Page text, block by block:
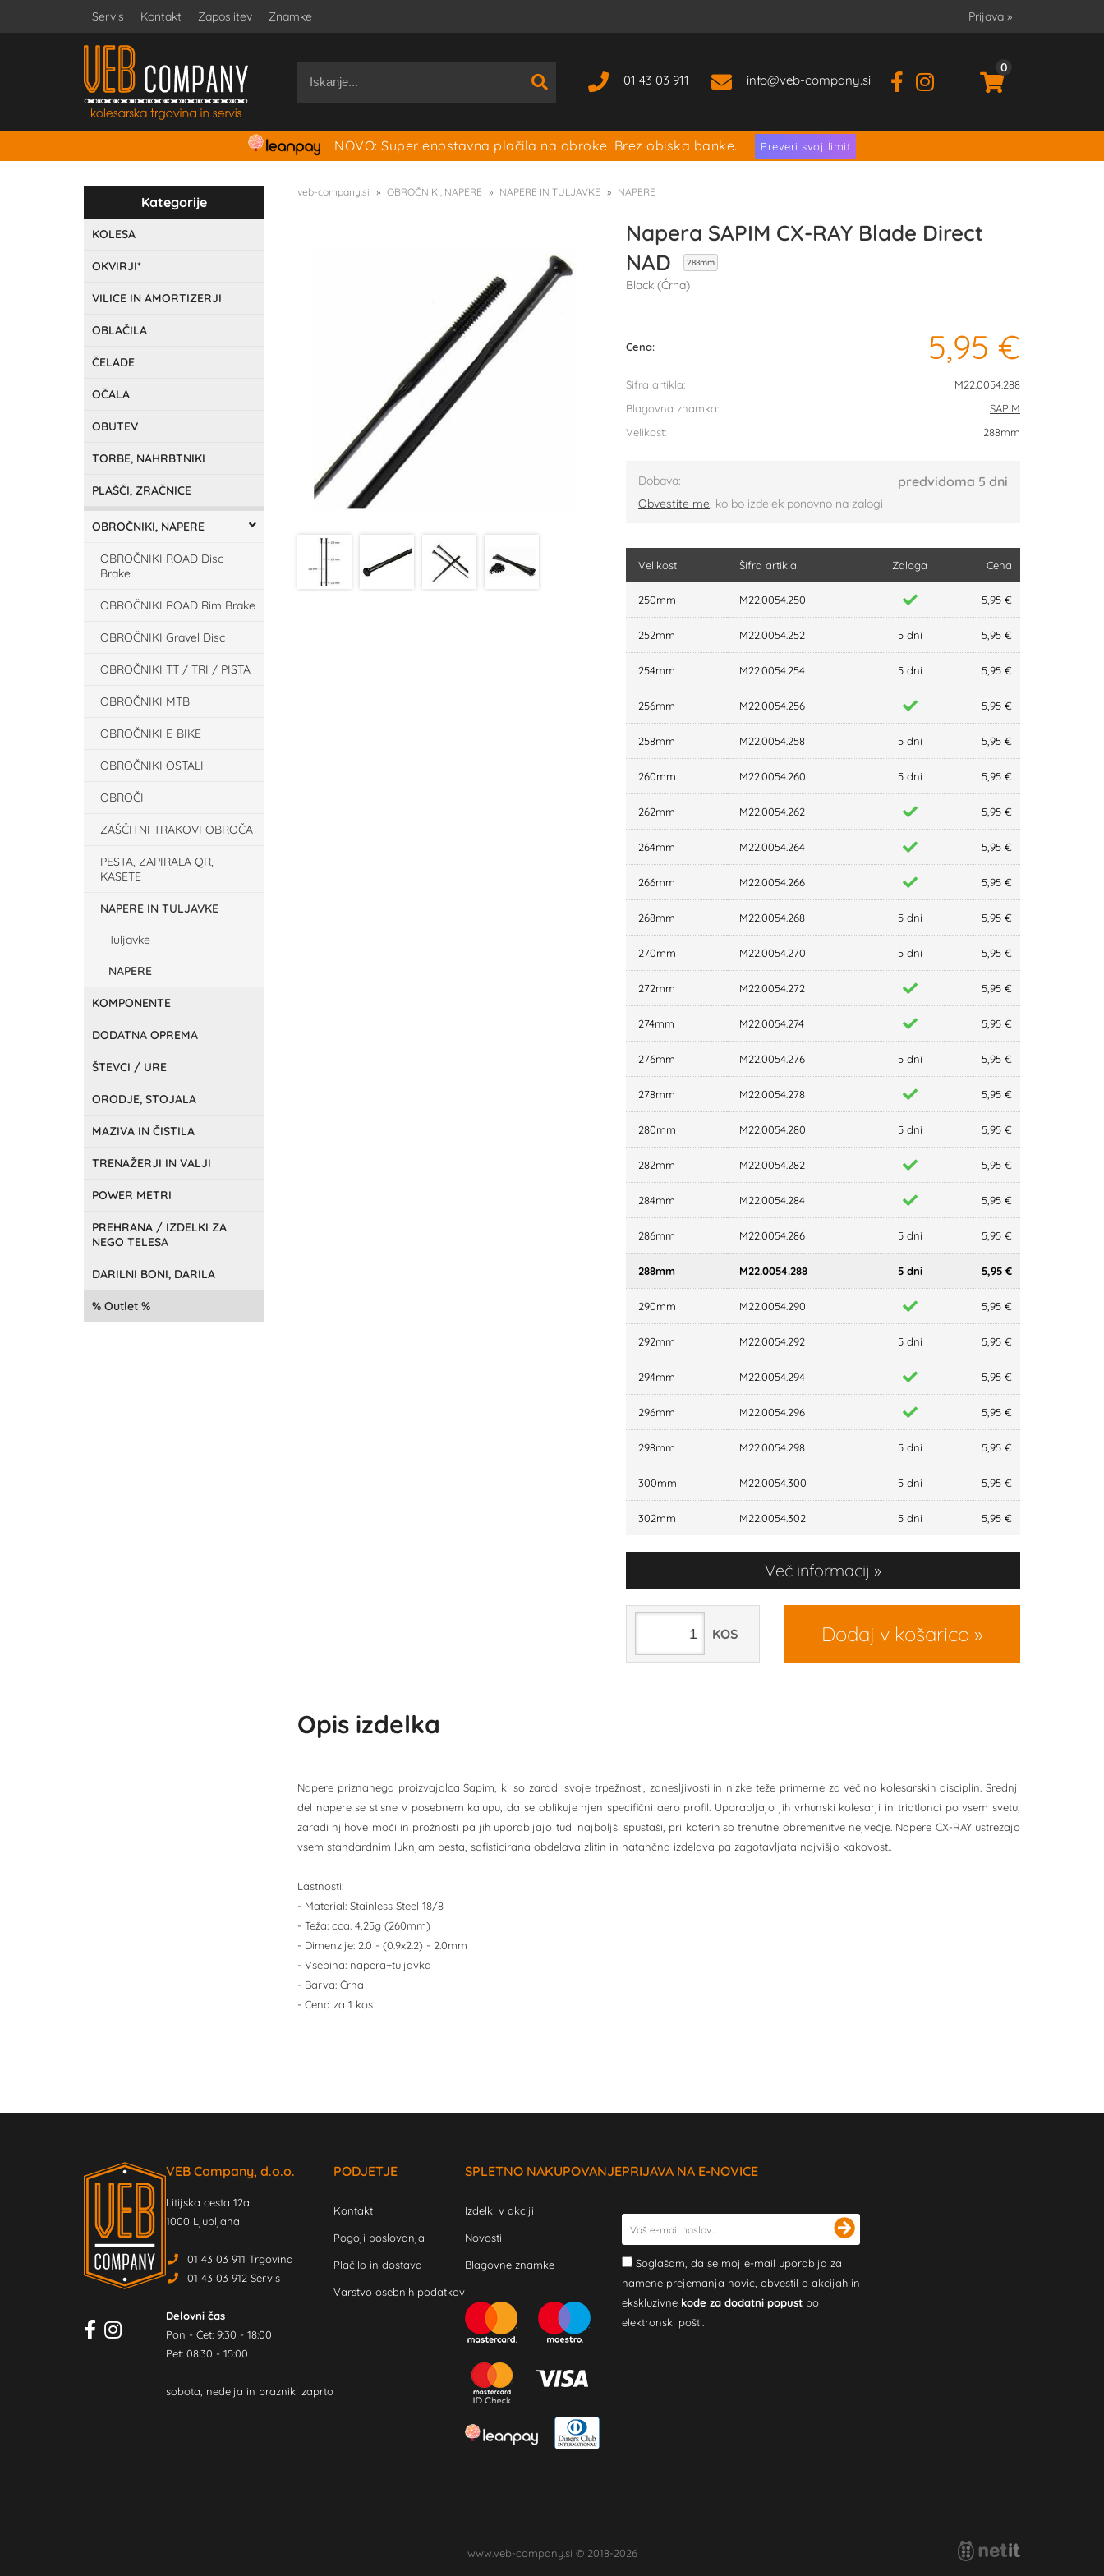
Servis Kontakt Zaposlitev Znamke Prijava »
01 43 03 911 info veb-company.si
0
NOVO: Super enostavna plačila na obroke. Brez obiska banke. Preveri svoj limit
Kategorije
KOLESA
OKVIRJI*
VILICE IN AMORTIZERJI
OBLAČILA
ČELADE
OČALA
OBUTEV
TORBE, NAHRBTNIKI
PLAŠČI, ZRAČNICE
OBROČNIKI, NAPERE
OBROČNIKI ROAD Disc
Brake
OBROČNIKI ROAD Rim Brake
OBROČNIKI Gravel Disc
OBROČNIKI TT / TRI / PISTA
OBROČNIKI MTB
OBROČNIKI E-BIKE
OBROČNIKI OSTALI
OBROČI
ZAŠČITNI TRAKOVI OBROČA
PESTA, ZAPIRALA QR,
KASETE
NAPERE IN TULJAVKE
Tuljavke
NAPERE
KOMPONENTE
DODATNA OPREMA
ŠTEVCI / URE
ORODJE, STOJALA
MAZIVA IN ČISTILA
TRENAŽERJI IN VALJI
POWER METRI
PREHRANA / IZDELKI ZA
NEGO TELESA
DARILNI BONI, DARILA
Outlet
veb-company.si OBROČNIKI, NAPERE NAPERE IN TULJAVKE NAPERE
Napera SAPIM CX-RAY Blade Direct
NAD
288mm
Black (Črna)
Cena: 5,95 €
Šifra artikla:
M22.0054.288
Blagovna znamka:
SAPIM
Velikost:
288mm
Dobava: predvidoma 5 dni
Obvestite me, ko bo izdelek ponovno na zalogi
Velikost Šifra artikla Zaloga Cena
250mm M22.0054.250 5,95 €
252mm M22.0054.252 5 dni 5,95 €
254mm M22.0054.254 5 dni 5,95 €
256mm M22.0054.256 5,95 €
258mm M22.0054.258 5 dni 5,95 €
260mm M22.0054.260 5 dni 5,95 €
262mm M22.0054.262 5,95 €
264mm M22.0054.264 5,95 €
266mm M22.0054.266 5,95 €
268mm M22.0054.268 5 dni 5,95 €
270mm M22.0054.270 5 dni 5,95 €
272mm M22.0054.272 5,95 €
274mm M22.0054.274 5,95 €
276mm M22.0054.276 5 dni 5,95 €
278mm M22.0054.278 5,95 €
280mm M22.0054.280 5 dni 5,95 €
282mm M22.0054.282 5,95 €
284mm M22.0054.284 5,95 €
286mm M22.0054.286 5 dni 5,95 €
288mm M22.0054.288 5 dni 5,95 €
290mm M22.0054.290 5,95 €
292mm M22.0054.292 5 dni 5,95 €
294mm M22.0054.294 5,95 €
296mm M22.0054.296 5,95 €
298mm M22.0054.298 5 dni 5,95 €
300mm M22.0054.300 5 dni 5,95 €
302mm M22.0054.302 5 dni 5,95 €
Več informacij
Dodaj v košarico
KOS
Opis izdelka
Napere priznanega proizvajalca Sapim, ki so zaradi svoje trpežnosti, zanesljivosti in nizke teže primerne za večino kolesarskih disciplin. Srednji
del napere se stisne v posebnem kalupu, da se oblikuje njen specifični aero profil. Uporabljajo jih vrhunski kolesarji in triatlonci po vsem svetu,
zaradi njihove moči in prožnosti pa jih uporabljajo tudi najboljši spustaši, pri katerih so trenutne obremenitve nejvečje. Napere CX-RAY ustrezajo
vsem standardnim luknjam pesta, sofisticirana obdelava zlitin in natančna izdelava pa zagotavljata najvišjo kakovost..
Lastnosti:
- Material: Stainless Steel 18/8
- Teža: cca. 4,25g (260mm)
- Dimenzije: 2.0 - (0.9x2.2) - 2.0mm
- Vsebina: napera+tuljavka
- Barva: Črna
- Cena za 1 kos
VEB Company, d.o.o.
Litijska cesta 12a
1000 Ljubljana
01 43 03 911 Trgovina
01 43 03 912 Servis
Delovni čas
Pon - Čet: 9:30 - 18:00
Pet: 08:30 - 15:00
sobota, nedelja in prazniki zaprto
PODJETJE
Kontakt
Pogoji poslovanja
Plačilo in dostava
Varstvo osebnih podatkov
SPLETNO NAKUPOVANJE
Izdelki v akciji
Novosti
Blagovne znamke
PRIJAVA NA E-NOVICE
Soglašam, da se moj e-mail uporablja za
namene prejemanja novic, obvestil o akcijah in
ekskluzivne kode za dodatni popust po
elektronski pošti.
www.veb-company.si © 2018-2026